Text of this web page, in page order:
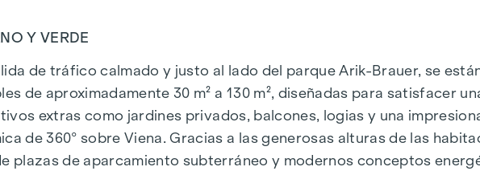
Y VERDE
de tráfico calmado y justo al lado del parque Arik-Brauer, se
de aproximadamente 30 m² a 130 m², diseñadas para satisfacer
extras como jardines privados, balcones, logias y una
de 360° sobre Viena. Gracias a las generosas alturas de las
plazas de aparcamiento subterráneo y modernos conceptos